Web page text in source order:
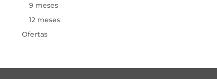
9 meses
12 meses
Ofertas